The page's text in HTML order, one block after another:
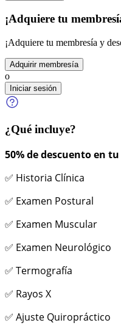
¡Adquiere tu
¡Adquiere tu membresía y
Adquirir membresía
o
Iniciar sesión
¿Qué incluye?
50% de descuento en
✅ Historia Clínica
✅ Examen Postural
✅ Examen Muscular
✅ Examen Neurológico
✅ Termografía
✅ Rayos X
✅ Ajuste Quiropráctico